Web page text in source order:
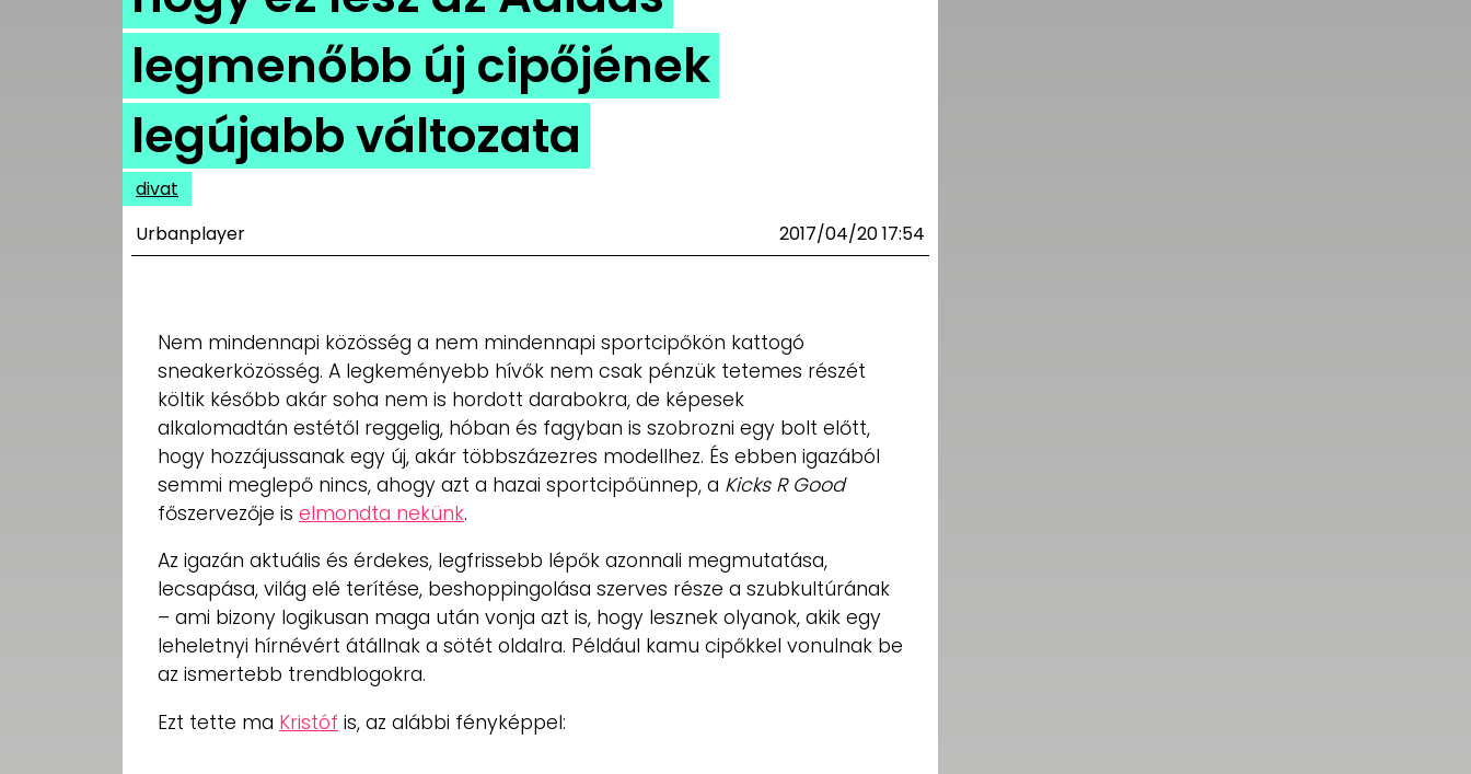
UTCA
ZENE
MÉDIAAJÁNLAT
IMPRESSZUM
PR-ARCHÍVUM
legmenőbb új cipőjének
legújabb változata
divat
Urbanplayer
2017/04/20 17:54
Nem mindennapi közösség a nem mindennapi sportcipőkön kattogó
sneakerközösség. A legkeményebb hívők nem csak pénzük tetemes részét
költik később akár soha nem is hordott darabokra, de képesek
alkalomadtán estétől reggelig, hóban és fagyban is szobrozni egy bolt előtt,
hogy hozzájussanak egy új, akár többszázezres modellhez. És ebben igazából
semmi meglepő nincs, ahogy azt a hazai sportcipőünnep, a Kicks R Good
főszervezője is elmondta nekünk.
Az igazán aktuális és érdekes, legfrissebb lépők azonnali megmutatása,
lecsapása, világ elé terítése, beshoppingolása szerves része a szubkultúrának
– ami bizony logikusan maga után vonja azt is, hogy lesznek olyanok, akik egy
leheletnyi hírnévért átállnak a sötét oldalra. Például kamu cipőkkel vonulnak be
az ismertebb trendblogokra.
Ezt tette ma Kristóf is, az alábbi fényképpel: